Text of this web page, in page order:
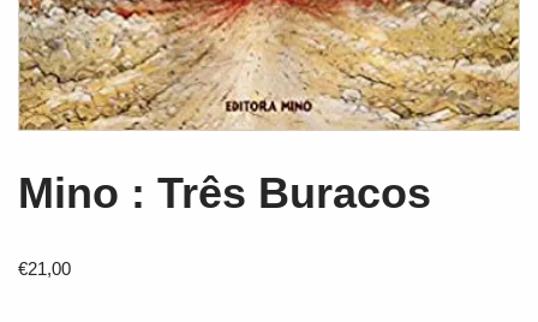
Mino : Três Buracos
€21,00